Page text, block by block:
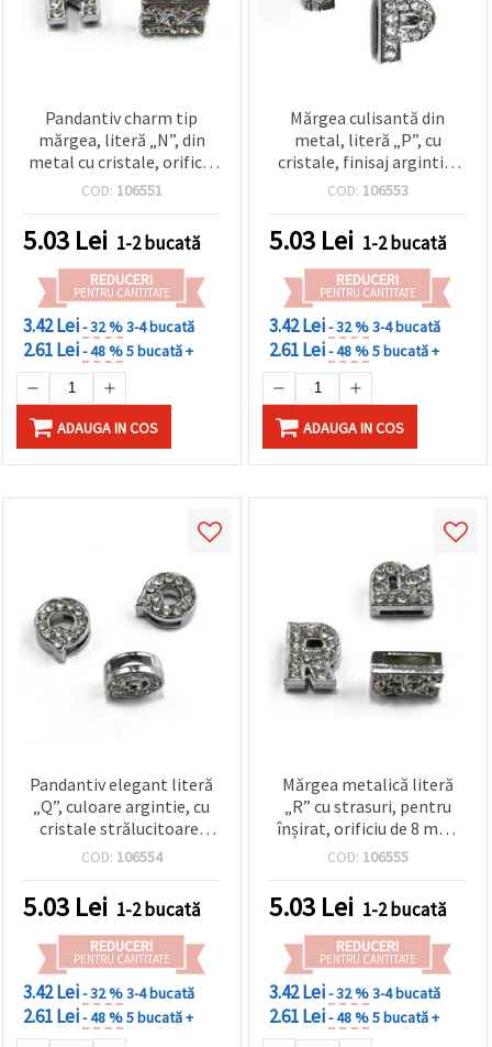
Pandantiv charm tip
mărgea, literă „N”, din
metal cu cristale, orificiu
8 mm, culoare argintiu,
bijuterii DIY
COD: 106551
5.03 Lei 1-2 bucată
REDUCERI
PENTRU CANTITATE
3.42 Lei- 32 %3-4 bucată
2.61 Lei- 48 %5 bucată +
ADAUGA IN COS
Mărgea culisantă din
metal, literă „P”, cu
cristale, finisaj argintiu,
gaură mare 8 mm – ideală
și decorațiuni craft
COD: 106553
5.03 Lei 1-2 bucată
REDUCERI
PENTRU CANTITATE
3.42 Lei- 32 %3-4 bucată
2.61 Lei- 48 %5 bucată +
ADAUGA IN COS
Pandantiv elegant literă
„Q”, culoare argintie, cu
cristale strălucitoare,
orificiu 8 mm – accesoriu
handmade
COD: 106554
5.03 Lei 1-2 bucată
REDUCERI
PENTRU CANTITATE
3.42 Lei- 32 %3-4 bucată
2.61 Lei- 48 %5 bucată +
Mărgea metalică literă
„R” cu strasuri, pentru
înșirat, orificiu de 8 mm,
componentă pentru
argintie
COD: 106555
5.03 Lei 1-2 bucată
REDUCERI
PENTRU CANTITATE
3.42 Lei- 32 %3-4 bucată
2.61 Lei- 48 %5 bucată +